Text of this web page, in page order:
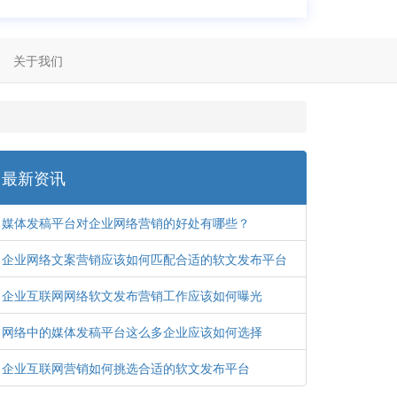
关于我们
最新资讯
媒体发稿平台对企业网络营销的好处有哪些？
企业网络文案营销应该如何匹配合适的软文发布平台
企业互联网网络软文发布营销工作应该如何曝光
网络中的媒体发稿平台这么多企业应该如何选择
企业互联网营销如何挑选合适的软文发布平台